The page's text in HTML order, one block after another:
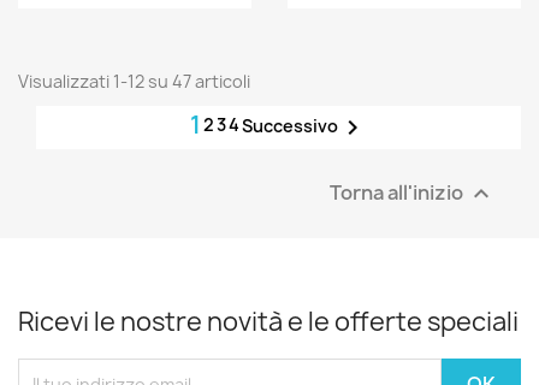
Visualizzati 1-12 su 47 articoli
1 234Successivo 
Torna all'inizio 
Ricevi le nostre novità e le offerte speciali